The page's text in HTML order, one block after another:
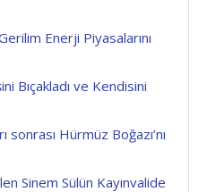
Enerji Piyasalarını
Bıçakladı ve Kendisini
sonrası Hürmüz Boğazı’nı
Sinem Sülün Kayınvalide